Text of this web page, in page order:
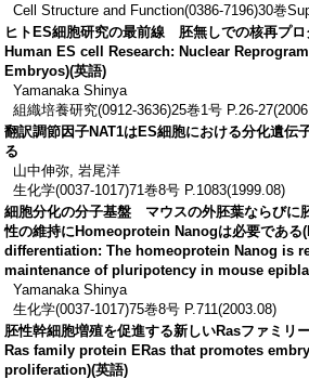
Cell Structure and Function(0386-7196)30巻
ヒトES細胞研究の最前線 胚無しでの核再プ
Human ES cell Research: Nuclear
Embryos)(英語)
Yamanaka Shinya
組織培養研究(0912-3636)25巻1号 P.26-
翻訳調節因子NAT1はES細胞における分化遺伝
る
山中伸弥, 岩尾洋
生化学(0037-1017)71巻8号 P.1083(1999.08)
細胞分化の分子基盤 マウスの外胚葉ならびに
性の維持にHomeoprotein Nanogは必要であ
differentiation: The homeoprotein Nanog is
maintenance of pluripotency in mouse
Yamanaka Shinya
生化学(0037-1017)75巻8号 P.711(2003.08)
胚性幹細胞増殖を促進する新しいRasファミリ
Ras family protein ERas that promotes
proliferation)(英語)